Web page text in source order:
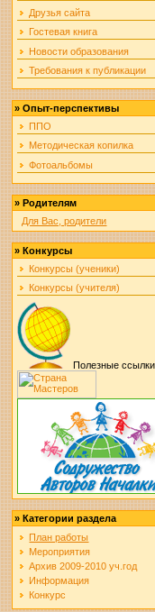
Друзья сайта
Гостевая книга
Новости образования
Требования к публикации
»Опыт-перспективы
ППО
Методическая копилка
Фотоальбомы
»Родителям
Для Вас, родители
»Конкурсы
Конкурсы (ученики)
Конкурсы (учителя)
Полезные
»Категории раздела
План работы
Мероприятия
Архив 2009-2010 уч.год
Информация
Конкурс